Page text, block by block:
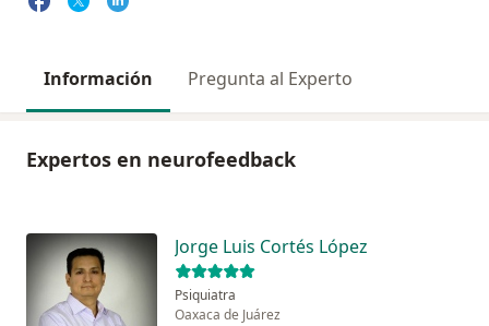
Información Pregunta al Experto
Expertos en neurofeedback
Jorge Luis Cortés López
Psiquiatra
Oaxaca de Juárez